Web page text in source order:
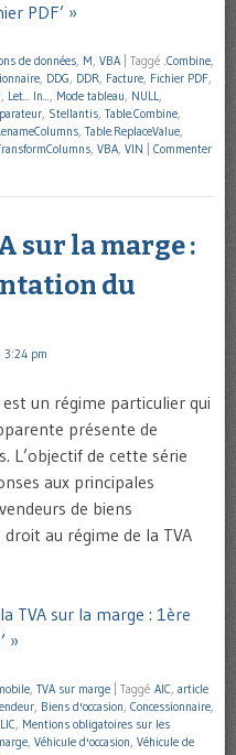
PDF’ »
de données, M, VBA Taggé .Combine,
, DDG, DDR, Facture, Fichier PDF,
, Let... In..., Mode tableau, NULL,
, Stellantis, Table.Combine,
, Table.ReplaceValue,
, VBA, VIN Commenter
sur la marge :
du
3:24 pm
un régime particulier qui
présente de
L’objectif de cette série
aux principales
de biens
au régime de la TVA
TVA sur la marge : 1ère
»
, TVA sur marge Taggé AIC, article
, Biens d'occasion, Concessionnaire,
LIC, Mentions obligatoires sur les
, Véhicule d'occasion, Véhicule de